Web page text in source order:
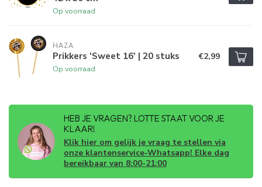
Op voorraad
HAZA
Prikkers 'Sweet 16' | 20 stuks
Op voorraad
€2,99
HEB JE VRAGEN? LOTTE STAAT VOOR JE
KLAAR!
Klik hier om gelijk je vraag te stellen via
onze klantenservice-Whatsapp! Elke dag
bereikbaar van 8:00-21:00